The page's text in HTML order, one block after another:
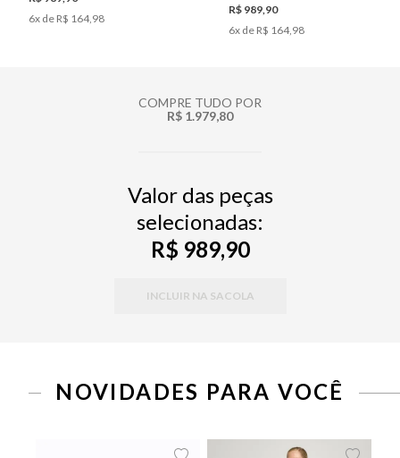
6x de R$ 164,98
R$ 989,90
6x de R$ 164,98
COMPRE TUDO POR
R$ 1.979,80
Valor das peças
selecionadas:
R$ 989,90
INCLUIR NA SACOLA
NOVIDADES PARA VOCÊ